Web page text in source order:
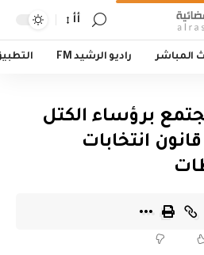
أأ
المباشر راديو الرشيد FM
برؤساء الكتل
انتخابات